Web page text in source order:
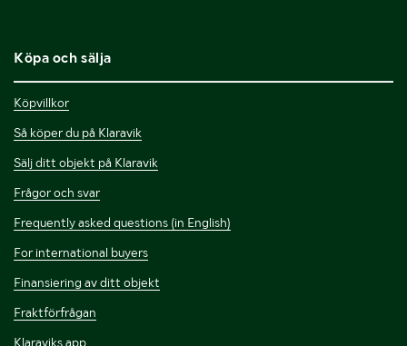
Köpa och sälja
Köpvillkor
Så köper du på Klaravik
Sälj ditt objekt på Klaravik
Frågor och svar
Frequently asked questions (in English)
For international buyers
Finansiering av ditt objekt
Fraktförfrågan
Klaraviks app